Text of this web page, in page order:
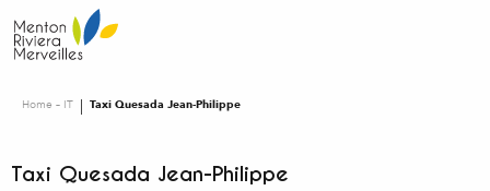
au
contenu
Home – IT Taxi Quesada Jean-Philippe
Taxi Quesada Jean-Philippe